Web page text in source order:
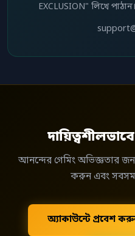
EXCLUSION" লিখে
দায়িত্বশীলভাবে
আনন্দের গেমিং অভিজ্ঞতার
করুন এবং সবসময়
অ্যাকাউন্টে প্রবেশ